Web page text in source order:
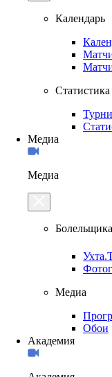
Календарь
Статистика
Медиа
Медиа
Медиа
Обои
Академия